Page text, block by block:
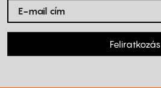
Feliratkozás